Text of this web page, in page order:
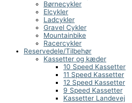
Børnecykler
Elcykler
Ladcykler
Gravel Cykler
Mountainbike
Racercykler
Reservedele/Tilbehør
Kassetter og kæder
10 Speed Kassetter
11 Speed Kassetter
12 Speed Kassetter
9 Speed Kassetter
Kassetter Landevej